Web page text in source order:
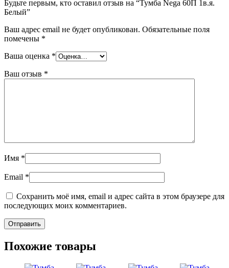
Будьте первым, кто оставил отзыв на “Тумба Nega 60П 1в.я.
Белый”
Ваш адрес email не будет опубликован. Обязательные поля
помечены *
Ваша оценка *
Ваш отзыв *
Имя *
Email *
Сохранить моё имя, email и адрес сайта в этом браузере для
последующих моих комментариев.
Похожие товары